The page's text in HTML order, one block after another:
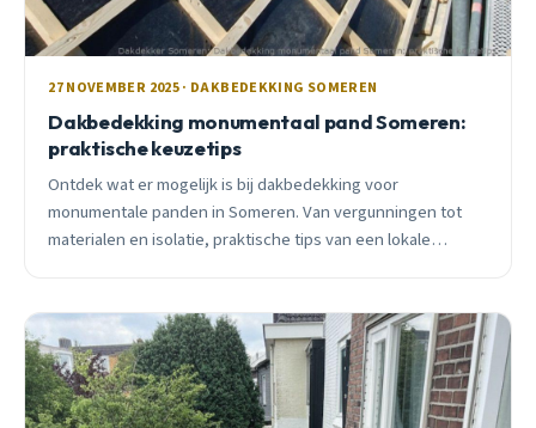
27 NOVEMBER 2025 · DAKBEDEKKING SOMEREN
Dakbedekking monumentaal pand Someren:
praktische keuzetips
Ontdek wat er mogelijk is bij dakbedekking voor
monumentale panden in Someren. Van vergunningen tot
materialen en isolatie, praktische tips van een lokale